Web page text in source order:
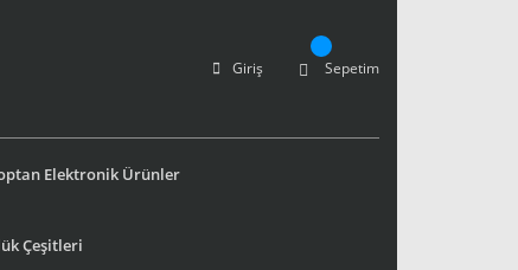
Giriş Sepetim
Elektronik Ürünler
Çeşitleri